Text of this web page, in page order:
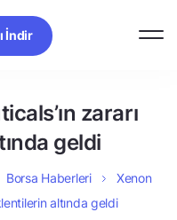
İndir
zararı
geldi
Borsa Haberleri
Xenon
altında geldi